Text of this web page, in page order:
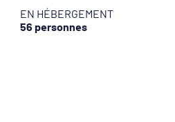
EN HÉBERGEMENT
56 personnes